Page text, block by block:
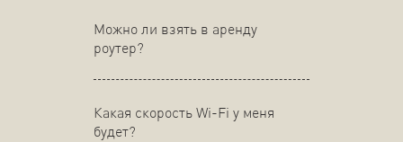
Можно ли взять в аренду
роутер?
Какая скорость Wi-Fi у меня
будет?